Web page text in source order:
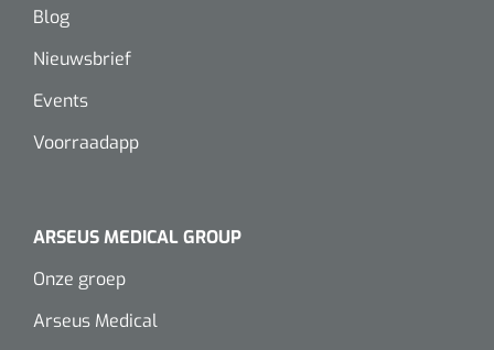
Blog
Nieuwsbrief
Events
Voorraadapp
ARSEUS MEDICAL GROUP
Onze groep
Arseus Medical